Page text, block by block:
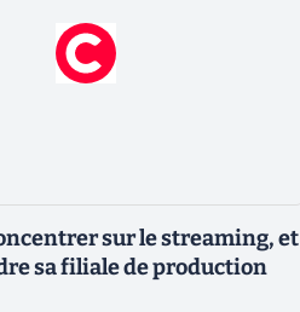
sur le streaming, et
sa filiale de production